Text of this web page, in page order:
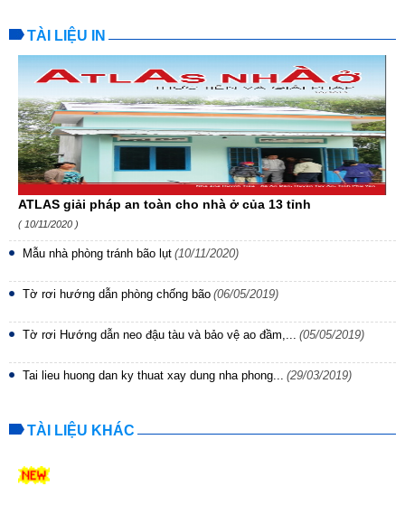
TÀI LIỆU IN
ATLAS giải pháp an toàn cho nhà ở của 13 tỉnh
( 10/11/2020 )
Mẫu nhà phòng tránh bão lụt (10/11/2020)
Tờ rơi hướng dẫn phòng chống bão (06/05/2019)
Tờ rơi Hướng dẫn neo đậu tàu và bảo vệ ao đầm,... (05/05/2019)
Tai lieu huong dan ky thuat xay dung nha phong... (29/03/2019)
TÀI LIỆU KHÁC